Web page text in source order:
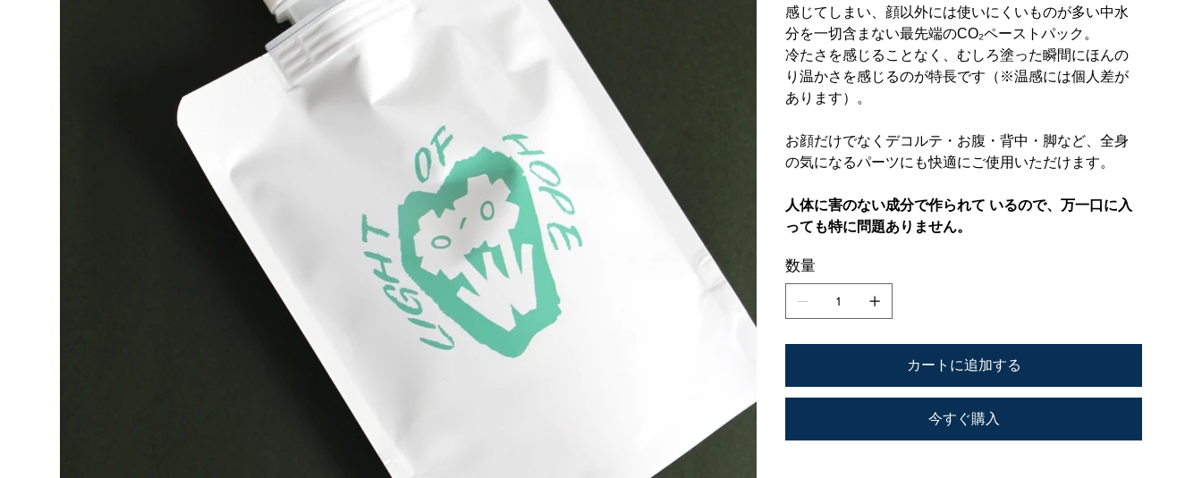
感じてしまい、顔以外には使いにくいものが多い中水
分を一切含まない最先端のCO₂ペーストパック。
冷たさを感じることなく、むしろ塗った瞬間にほんの
り温かさを感じるのが特長です（※温感には個人差が
あります）。
お顔だけでなくデコルテ・お腹・背中・脚など、全身
の気になるパーツにも快適にご使用いただけます。
人体に害のない成分で作られて いるので、万一口に入
っても特に問題ありません。
数量
カートに追加する
今すぐ購入